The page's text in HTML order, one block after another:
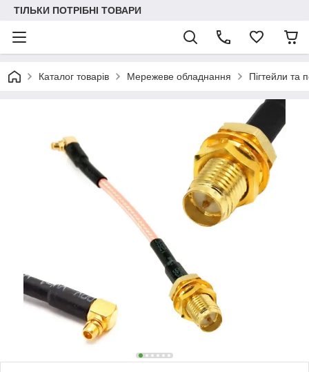
ТІЛЬКИ ПОТРІБНІ ТОВАРИ
Каталог товарів Мережеве обладнання Пігтейли та